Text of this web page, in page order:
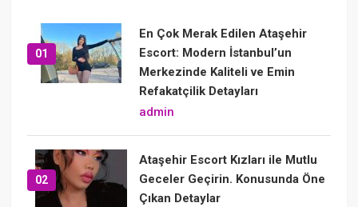
01
En Çok Merak Edilen Ataşehir
Escort: Modern İstanbul’un
Merkezinde Kaliteli ve Emin
Refakatçilik Detayları
admin
02
Ataşehir Escort Kızları ile Mutlu
Geceler Geçirin. Konusunda Öne
Çıkan Detaylar